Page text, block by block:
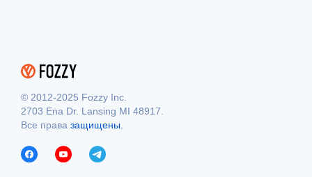
© 2012-2025 Fozzy Inc.
2703 Ena Dr. Lansing MI 48917.
Все права защищены.